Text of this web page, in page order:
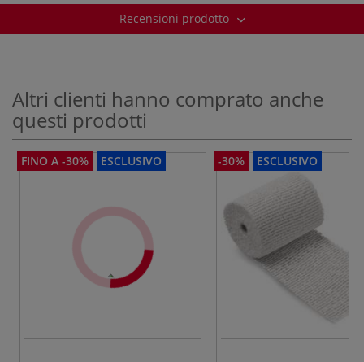
Recensioni prodotto
Altri clienti hanno comprato anche
questi prodotti
FINO A -30% ESCLUSIVO -30% ESCLUSIVO